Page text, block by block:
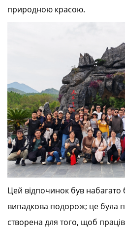
природною красою.
Цей відпочинок був
випадкова подорож; це була
створена для того, щоб